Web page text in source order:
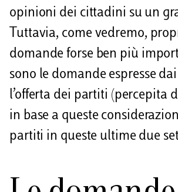
opinioni dei cittadini su un
Tuttavia, come vedremo,
domande forse ben più
sono le domande espresse
l’offerta dei partiti (percepita
in base a queste
partiti in queste ultime due